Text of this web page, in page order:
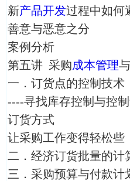
新产品开发过程中如何
善意与恶意之分
案例分析
第五讲 采购成本管理
一．订货点的控制技术
----寻找库存控制与控
订货方式
让采购工作变得轻松些
二．经济订货批量的计
三．采购预算与付款计